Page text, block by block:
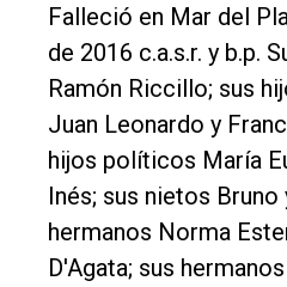
único
DIARIO
Balcarce
Inicio
Tendencia
Falleció en Mar del
de 2016 c.a.s.r. y b.p.
Ramón Riccillo; sus
Juan Leonardo y
hijos políticos María
Inés; sus nietos Bruno
hermanos Norma
D'Agata; sus